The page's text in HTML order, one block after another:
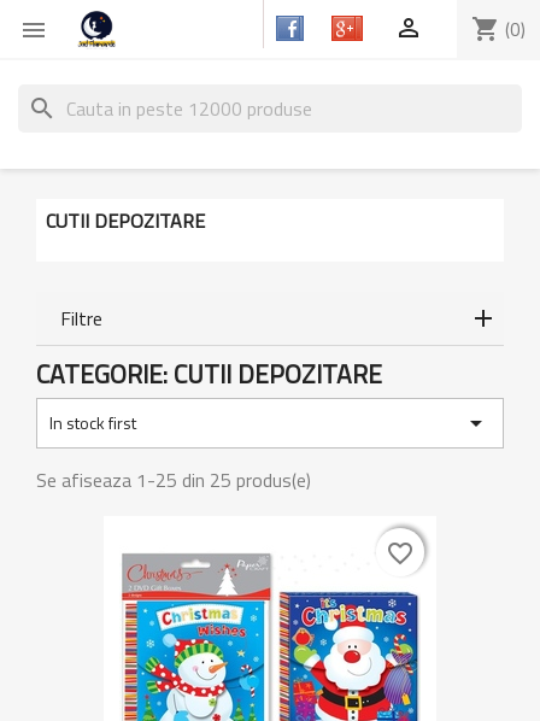
 shopping_cart (0)

search
CUTII DEPOZITARE
Filtre
CATEGORIE: CUTII DEPOZITARE
In stock first

Se afiseaza 1-25 din 25 produs(e)
favorite_border
favorite_border